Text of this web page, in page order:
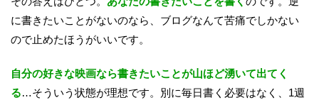
に書きたいことがないのなら、ブログなんて苦痛でしかない
ので止めたほうがいいです。
自分の好きな映画なら書きたいことが山ほど湧いて出てく
る…そういう状態が理想です。別に毎日書く必要はなく、1週